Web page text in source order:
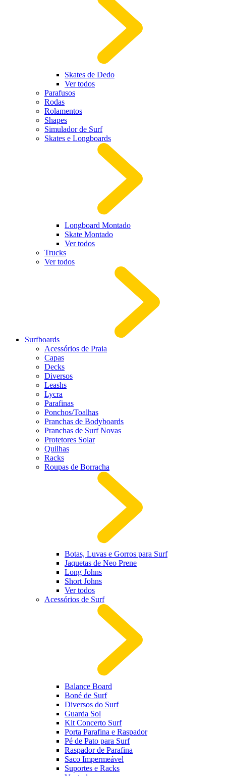
Skates de Dedo
Ver todos
Parafusos
Rodas
Rolamentos
Shapes
Simulador de Surf
Skates e Longboards
Longboard Montado
Skate Montado
Ver todos
Trucks
Ver todos
Surfboards
Acessórios de Praia
Capas
Decks
Diversos
Leashs
Lycra
Parafinas
Ponchos/Toalhas
Pranchas de Bodyboards
Pranchas de Surf Novas
Protetores Solar
Quilhas
Racks
Roupas de Borracha
Botas, Luvas e Gorros para Surf
Jaquetas de Neo Prene
Long Johns
Short Johns
Ver todos
Acessórios de Surf
Balance Board
Boné de Surf
Diversos do Surf
Guarda Sol
Kit Concerto Surf
Porta Parafina e Raspador
Pé de Pato para Surf
Raspador de Parafina
Saco Impermeável
Suportes e Racks